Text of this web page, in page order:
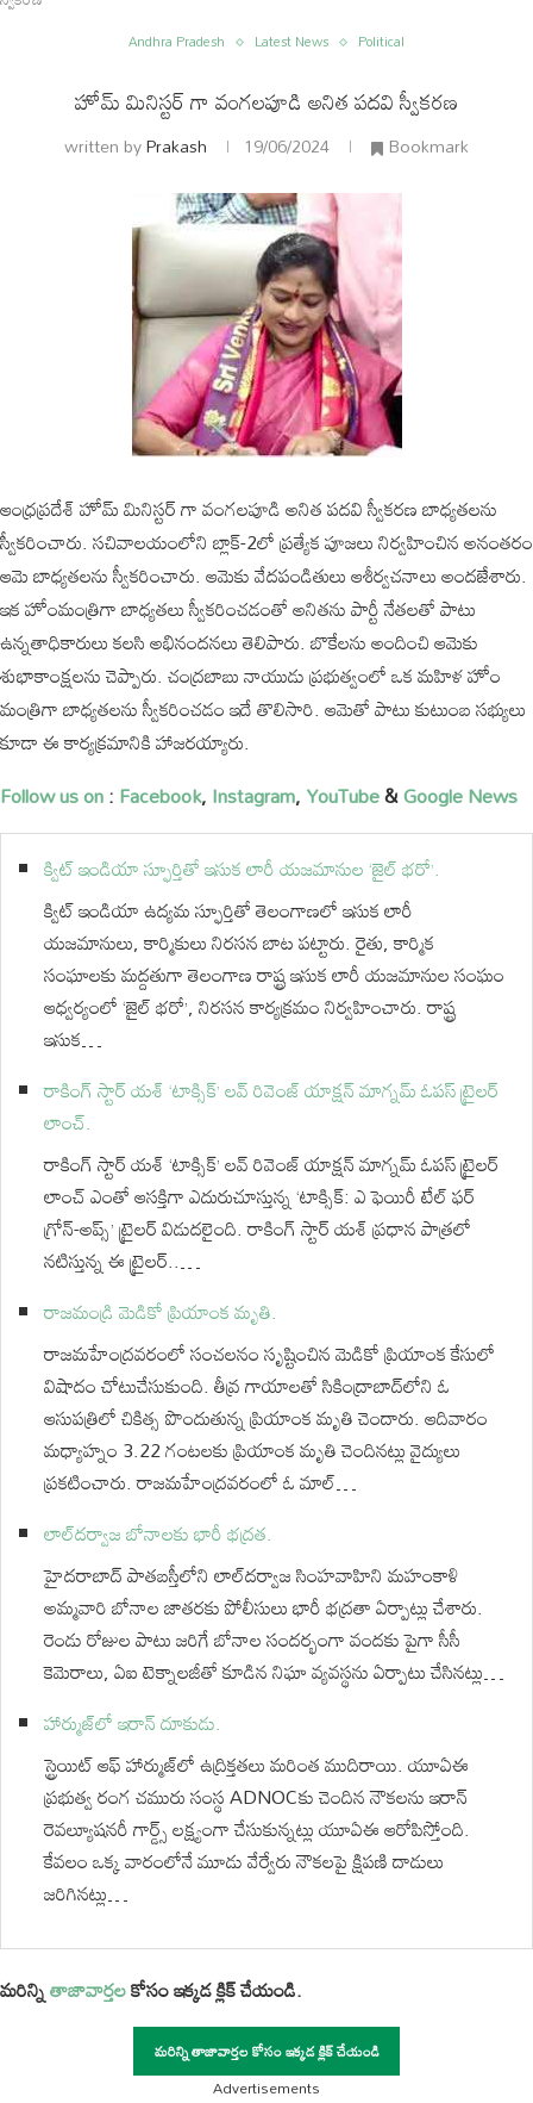
Andhra Pradesh Latest News Political
హోమ్ మినిస్టర్ గా వంగలపూడి అనిత పదవి స్వీకరణ
written byPrakash 19/06/2024 Bookmark
ఆంధ్రప్రదేశ్ హోమ్ మినిస్టర్ గా వంగలపూడి అనిత పదవి స్వీకరణ బాధ్యతలను
స్వీకరించారు. సచివాలయంలోని బ్లాక్-2లో ప్రత్యేక పూజలు నిర్వహించిన అనంతరం
ఆమె బాధ్యతలను స్వీకరించారు. ఆమెకు వేదపండితులు ఆశీర్వచనాలు అందజేశారు.
ఇక హోంమంత్రిగా బాధ్యతలు స్వీకరించడంతో అనితను పార్టీ నేతలతో పాటు
ఉన్నతాధికారులు కలసి అభినందనలు తెలిపారు. బొకేలను అందించి ఆమెకు
శుభాకాంక్షలను చెప్పారు. చంద్రబాబు నాయుడు ప్రభుత్వంలో ఒక మహిళ హోం
మంత్రిగా బాధ్యతలను స్వీకరించడం ఇదే తొలిసారి. ఆమెతో పాటు కుటుంబ సభ్యులు
కూడా ఈ కార్యక్రమానికి హాజరయ్యారు.
Follow us on:Facebook,Instagram,YouTube&Google News
క్విట్ ఇండియా స్ఫూర్తితో ఇసుక లారీ యజమానుల ‘జైల్ భరో’.
క్విట్ ఇండియా ఉద్యమ స్ఫూర్తితో తెలంగాణలో ఇసుక లారీ
యజమానులు, కార్మికులు నిరసన బాట పట్టారు. రైతు, కార్మిక
సంఘాలకు మద్దతుగా తెలంగాణ రాష్ట్ర ఇసుక లారీ యజమానుల సంఘం
ఆధ్వర్యంలో ‘జైల్ భరో’, నిరసన కార్యక్రమం నిర్వహించారు. రాష్ట్ర
ఇసుక…
రాకింగ్ స్టార్ యశ్ ‘టాక్సిక్’ లవ్ రివెంజ్ యాక్షన్ మాగ్నమ్ ఓపస్‌ ట్రైలర్
లాంచ్.
రాకింగ్ స్టార్ యశ్ ‘టాక్సిక్’ లవ్ రివెంజ్ యాక్షన్ మాగ్నమ్ ఓపస్‌ ట్రైలర్
లాంచ్ ఎంతో ఆసక్తిగా ఎదురుచూస్తున్న ‘టాక్సిక్: ఎ ఫెయిరీ టేల్ ఫర్
గ్రోన్-అప్స్’ ట్రైలర్ విడుదలైంది. రాకింగ్ స్టార్ యశ్ ప్రధాన పాత్రలో
నటిస్తున్న ఈ ట్రైలర్..…
రాజమండ్రి మెడికో ప్రియాంక మృతి.
రాజమహేంద్రవరంలో సంచలనం సృష్టించిన మెడికో ప్రియాంక కేసులో
విషాదం చోటుచేసుకుంది. తీవ్ర గాయాలతో సికింద్రాబాద్‌లోని ఓ
ఆసుపత్రిలో చికిత్స పొందుతున్న ప్రియాంక మృతి చెందారు. ఆదివారం
మధ్యాహ్నం 3.22 గంటలకు ప్రియాంక మృతి చెందినట్లు వైద్యులు
ప్రకటించారు. రాజమహేంద్రవరంలో ఓ మాల్‌…
లాల్‌దర్వాజ బోనాలకు భారీ భద్రత.
హైదరాబాద్‌ పాతబస్తీలోని లాల్‌దర్వాజ సింహవాహిని మహంకాళి
అమ్మవారి బోనాల జాతరకు పోలీసులు భారీ భద్రతా ఏర్పాట్లు చేశారు.
రెండు రోజుల పాటు జరిగే బోనాల సందర్భంగా వందకు పైగా సీసీ
కెమెరాలు, ఏఐ టెక్నాలజీతో కూడిన నిఘా వ్యవస్థను ఏర్పాటు చేసినట్లు…
హార్ముజ్‌లో ఇరాన్‌ దూకుడు.
స్ట్రెయిట్‌ ఆఫ్‌ హార్ముజ్‌లో ఉద్రిక్తతలు మరింత ముదిరాయి. యూఏఈ
ప్రభుత్వ రంగ చమురు సంస్థ ADNOCకు చెందిన నౌకలను ఇరాన్‌
రెవల్యూషనరీ గార్డ్స్‌ లక్ష్యంగా చేసుకున్నట్లు యూఏఈ ఆరోపిస్తోంది.
కేవలం ఒక్క వారంలోనే మూడు వేర్వేరు నౌకలపై క్షిపణి దాడులు
జరిగినట్లు…
మరిన్నితాజావార్తలకోసం ఇక్కడ క్లిక్ చేయండి.
మరిన్ని తాజావార్తల కోసం ఇక్కడ క్లిక్ చేయండి
Advertisements